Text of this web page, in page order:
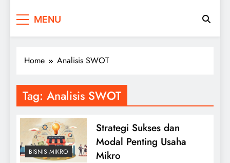
MENU
Home Analisis SWOT
Tag: Analisis SWOT
BISNIS MIKRO
Strategi Sukses dan
Modal Penting Usaha
Mikro